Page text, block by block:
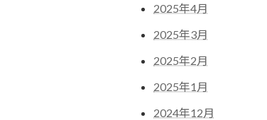
2025年4月
2025年3月
2025年2月
2025年1月
2024年12月